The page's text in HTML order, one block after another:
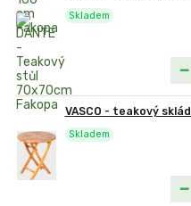
Skladem
VASCO - teakový
Skladem